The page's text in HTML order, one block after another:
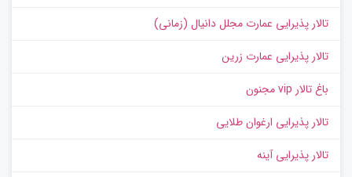
تالار پذیرایی عمارت مجلل دانیال (زمانی)
تالار پذیرایی عمارت زرین
باغ تالار vip مجنون
تالار پذیرایی ارغوان طلایی
تالار پذیرایی آینه